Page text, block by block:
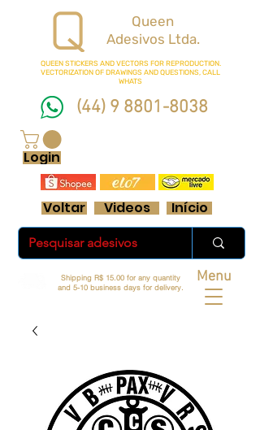
QUEEN STICKERSAND VECTORS FOR REPRODUCTION.
VECTORIZATION OF DRAWINGS AND QUESTIONS, CALL
WHATS
(44) 9 8801-8038
Início
Menu
Shipping R$ 15.00 for any quantity
and 5-10 business days for delivery.
Login
Voltar Videos
Queen
Adesivos Ltda.